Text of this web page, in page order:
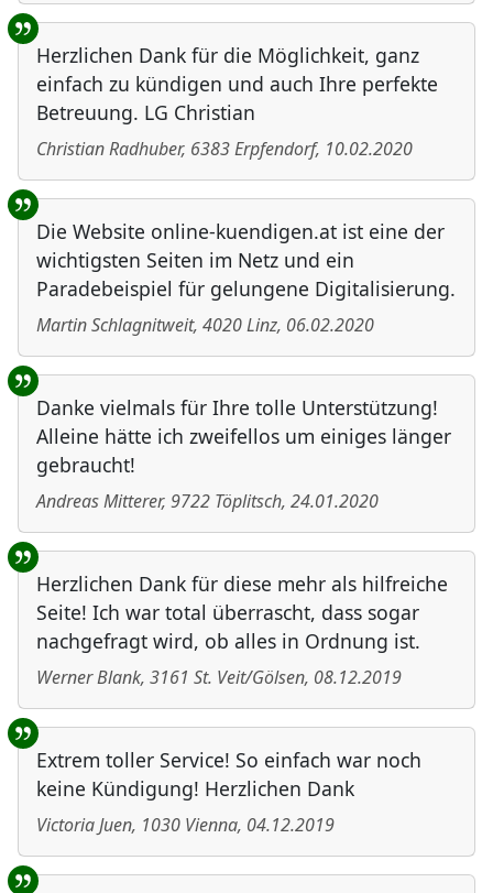
Herzlichen Dank für die Möglichkeit, ganz
einfach zu kündigen und auch Ihre perfekte
Betreuung. LG Christian
Christian Radhuber, 6383Erpfendorf, 10.02.2020
Die Website online-kuendigen.at ist eine der
wichtigsten Seiten im Netz und ein
Paradebeispiel für gelungene Digitalisierung.
Martin Schlagnitweit, 4020Linz, 06.02.2020
Danke vielmals für Ihre tolle Unterstützung!
Alleine hätte ich zweifellos um einiges länger
gebraucht!
Andreas Mitterer, 9722 Töplitsch, 24.01.2020
Herzlichen Dank für diese mehr als hilfreiche
Seite! Ich war total überrascht, dass sogar
nachgefragt wird, ob alles in Ordnung ist.
Werner Blank, 3161 St. Veit/Gölsen, 08.12.2019
Extrem toller Service! So einfach war noch
keine Kündigung! Herzlichen Dank
Victoria Juen, 1030 Vienna, 04.12.2019